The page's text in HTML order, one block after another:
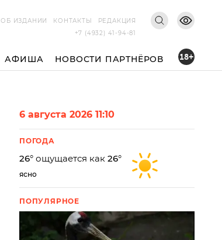
ОБ ИЗДАНИИ
КОНТАКТЫ
РЕДАКЦИЯ
+7 (4932) 41-94-81
АФИША НОВОСТИ ПАРТНЁРОВ 18+
6 августа 2026 11:10
ПОГОДА
26° ощущается как 26°
ясно
ПОПУЛЯРНОЕ